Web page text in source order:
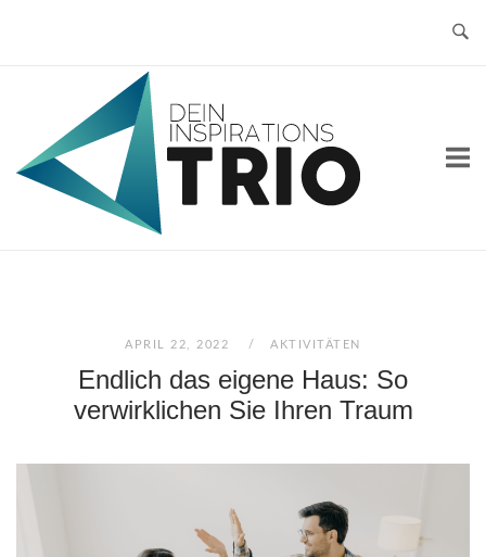
APRIL 22, 2022 AKTIVITÄTEN
Endlich das eigene Haus: So
verwirklichen Sie Ihren Traum